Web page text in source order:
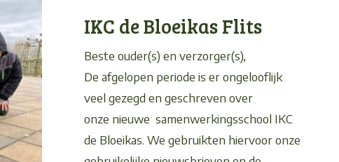
IKC de Bloeikas Flits
Beste ouder(s) en verzorger(s),
De afgelopen periode is er ongelooflijk
veel gezegd en geschreven over
onze nieuwe samenwerkingsschool IKC
de Bloeikas. We gebruikten hiervoor onze